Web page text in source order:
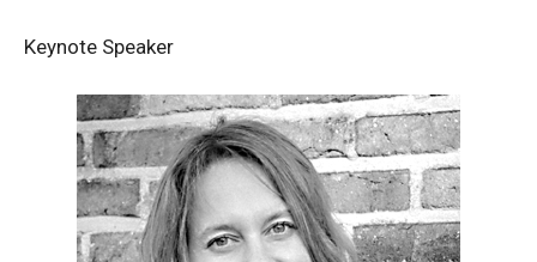
Keynote Speaker